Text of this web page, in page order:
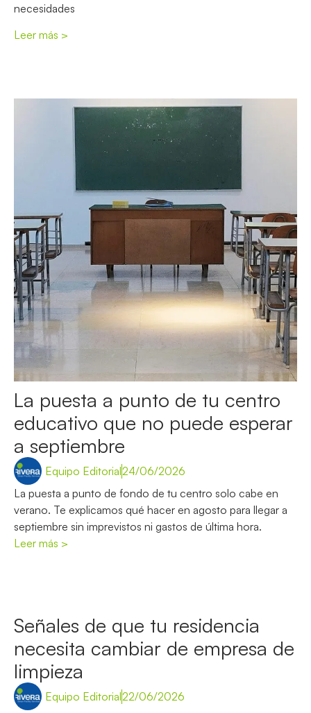
necesidades
Leer más >
La puesta a punto de tu centro
educativo que no puede esperar
a septiembre
Equipo Editorial24/06/2026
La puesta a punto de fondo de tu centro solo cabe en
verano. Te explicamos qué hacer en agosto para llegar a
septiembre sin imprevistos ni gastos de última hora.
Leer más >
Señales de que tu residencia
necesita cambiar de empresa de
limpieza
Equipo Editorial22/06/2026